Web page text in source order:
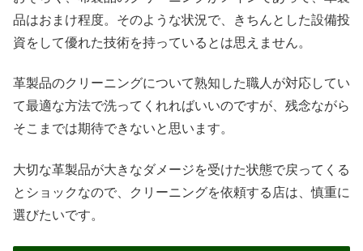
品はおまけ程度。そのような状況で、きちんとした設備投
資をして優れた技術を持っているとは思えません。
革製品のクリーニングについて熟知した職人が対応してい
て最適な方法で洗ってくれればいいのですが、残念ながら
そこまでは期待できないと思います。
大切な革製品が大きなダメージを受けた状態で戻ってくる
とショックなので、クリーニングを依頼する店は、慎重に
選びたいです。